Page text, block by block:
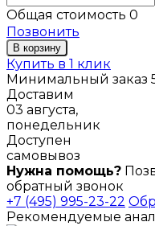
Общая стоимость 0
Позвонить
В корзину
Купить в 1 клик
Минимальный заказ
Доставим
03 августа,
понедельник
Доступен
самовывоз
Нужна помощь?
обратный звонок
+7 (495) 995-23-22
Рекомендуемые